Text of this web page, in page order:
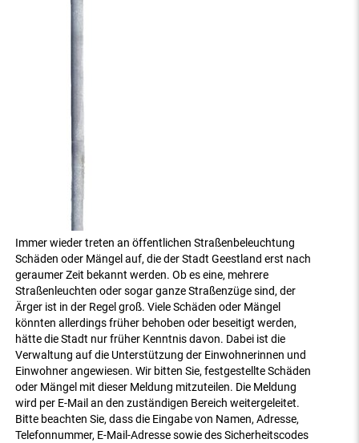
Immer wieder treten an öffentlichen Straßenbeleuchtung
Schäden oder Mängel auf, die der Stadt Geestland erst nach
geraumer Zeit bekannt werden. Ob es eine, mehrere
Straßenleuchten oder sogar ganze Straßenzüge sind, der
Ärger ist in der Regel groß. Viele Schäden oder Mängel
könnten allerdings früher behoben oder beseitigt werden,
hätte die Stadt nur früher Kenntnis davon. Dabei ist die
Verwaltung auf die Unterstützung der Einwohnerinnen und
Einwohner angewiesen. Wir bitten Sie, festgestellte Schäden
oder Mängel mit dieser Meldung mitzuteilen. Die Meldung
wird per E-Mail an den zuständigen Bereich weitergeleitet.
Bitte beachten Sie, dass die Eingabe von Namen, Adresse,
Telefonnummer, E-Mail-Adresse sowie des Sicherheitscodes